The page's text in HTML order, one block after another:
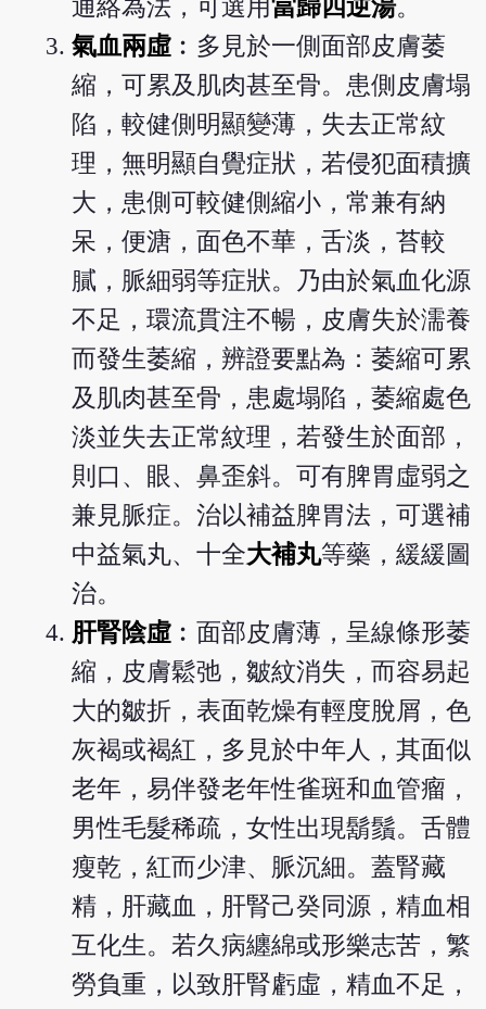
通絡為法，可選用當歸四逆湯。
氣血兩虛 ︰多見於一側面部皮膚萎
縮，可累及肌肉甚至骨。患側皮膚塌
陷，較健側明顯變薄，失去正常紋
理，無明顯自覺症狀，若侵犯面積擴
大，患側可較健側縮小，常兼有納
呆，便溏，面色不華，舌淡，苔較
膩，脈細弱等症狀。乃由於氣血化源
不足，環流貫注不暢，皮膚失於濡養
而發生萎縮，辨證要點為：萎縮可累
及肌肉甚至骨，患處塌陷，萎縮處色
淡並失去正常紋理，若發生於面部，
則口、眼、鼻歪斜。可有脾胃虛弱之
兼見脈症。治以補益脾胃法，可選補
中益氣丸、十全大補丸等藥，緩緩圖
治。
肝腎陰虛 ︰面部皮膚薄，呈線條形萎
縮，皮膚鬆弛，皺紋消失，而容易起
大的皺折，表面乾燥有輕度脫屑，色
灰褐或褐紅，多見於中年人，其面似
老年，易伴發老年性雀斑和血管瘤，
男性毛髮稀疏，女性出現鬍鬚。舌體
瘦乾，紅而少津、脈沉細。蓋腎藏
精，肝藏血，肝腎己癸同源，精血相
互化生。若久病纏綿或形樂志苦，繁
勞負重，以致肝腎虧虛，精血不足，